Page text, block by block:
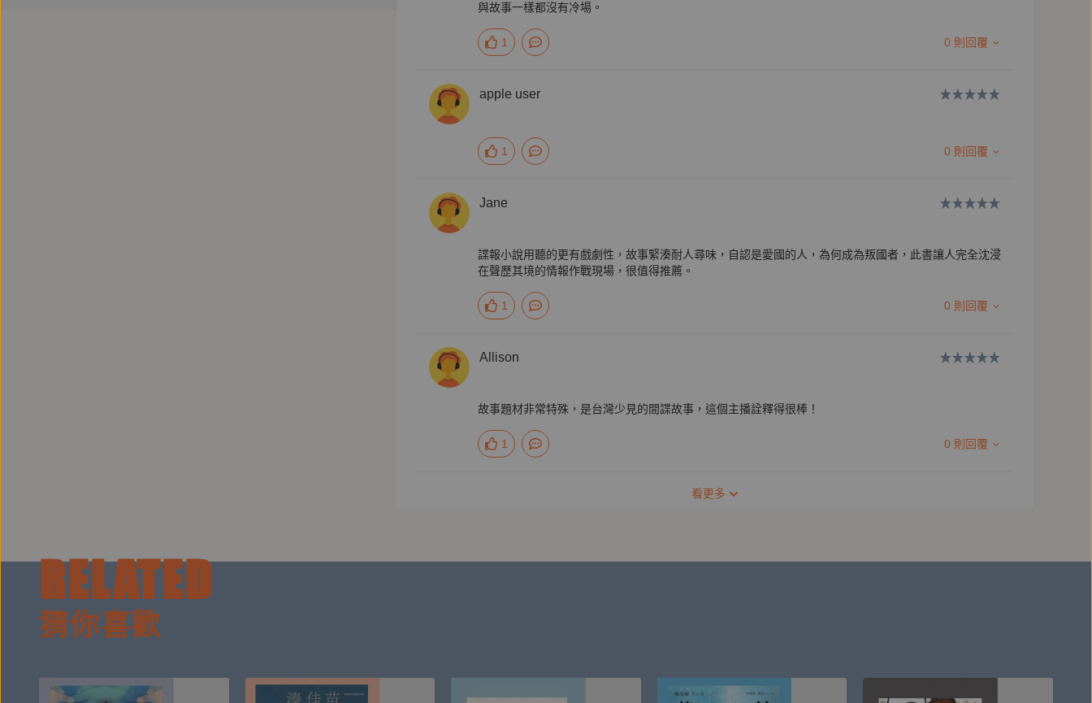
待過《聯合報》、《蘋果日報》、自由亞洲電臺、公視新聞部，並曾任《端傳媒》總編、《鏡週刊》文化組副總編輯。採訪深入臺灣政治和兩岸關係，曾出版《無岸的旅
與故事一樣都沒有冷場。
1 0 則回覆
apple user
1 0 則回覆
Jane
諜報小說用聽的更有戲劇性，故事緊湊耐人尋味，自認是愛國的人，為何成為叛國者，此書讓人完全沈浸
在聲歷其境的情報作戰現場，很值得推薦。
1 0 則回覆
Allison
故事題材非常特殊，是台灣少見的間諜故事，這個主播詮釋得很棒！
1 0 則回覆
看更多
RELATED
猜你喜歡